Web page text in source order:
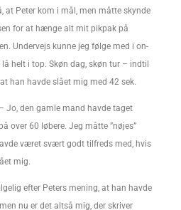
at Peter kom i mål, men måtte skynde
for at hænge alt mit pikpak på
Undervejs kunne jeg følge med i on-
lå helt i top. Skøn dag, skøn tur – indtil
han havde slået mig med 42 sek.
Jo, den gamle mand havde taget
over 60 løbere. Jeg måtte ”nøjes”
været svært godt tilfreds med, hvis
mig.
efter Peters mening, at han havde
nu er det altså mig, der skriver